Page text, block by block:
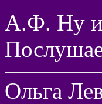
А.Ф. Ну и
Ольга